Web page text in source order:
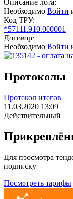
Описание лота:
Необходимо Войти
Код ТРУ:
*57111.910.000001
Договор:
Необходимо Войти
Протоколы
Протокол итогов
11.03.2020 13:09
Действительный
Для просмотра
подписку
Посмотреть тарифы